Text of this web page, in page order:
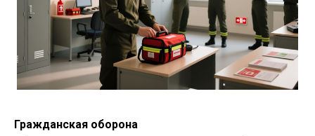
Гражданская оборона